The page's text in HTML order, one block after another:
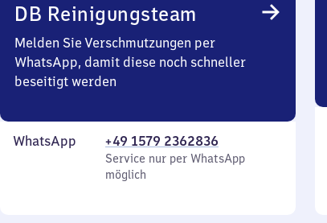
DB Reinigungsteam
Melden Sie Verschmutzungen per
WhatsApp, damit diese noch schneller
beseitigt werden
WhatsApp +49 1579 2362836
Service nur per WhatsApp
möglich